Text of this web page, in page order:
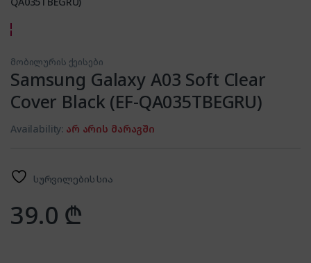
მობილურის ქეისები
Samsung Galaxy A03 Soft Clear
Cover Black (EF-QA035TBEGRU)
Availability: არ არის მარაგში
სურვილების სია
39.0 ₾